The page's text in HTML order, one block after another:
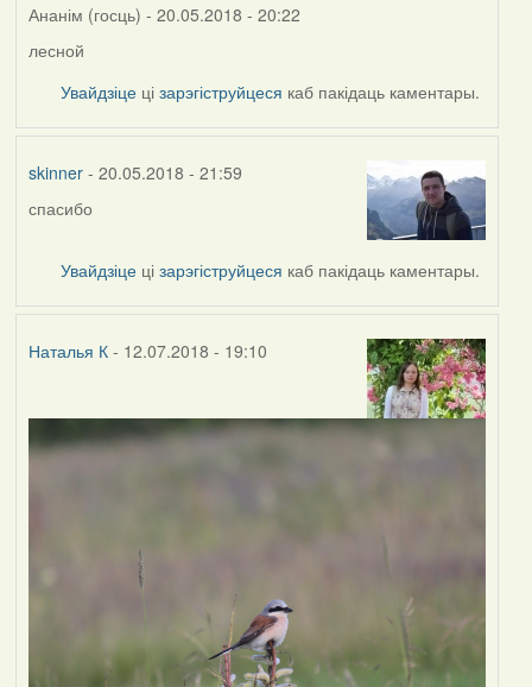
Ананім (госць) - 20.05.2018 - 20:22
In
reply
by
лесной
Увайдзіце цізарэгіструйцеся каб пакідаць каментары.
skinner- 20.05.2018 - 21:59
спасибо
Увайдзіце цізарэгіструйцеся каб пакідаць каментары.
Наталья К- 12.07.2018 - 19:10